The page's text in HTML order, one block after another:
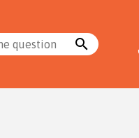
question search